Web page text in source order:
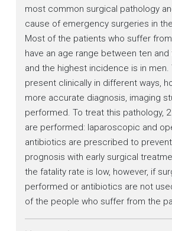
most common surgical pathology
cause of emergency surgeries in
Most of the patients who suffer
have an age range between ten and
and the highest incidence is in men.
present clinically in different ways,
more accurate diagnosis, imaging
performed. To treat this pathology,
are performed: laparoscopic and
antibiotics are prescribed to
prognosis with early surgical
the fatality rate is low, however, if
performed or antibiotics are not
of the people who suffer from the